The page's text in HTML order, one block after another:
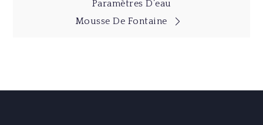
Paramètres D’eau
Mousse De Fontaine